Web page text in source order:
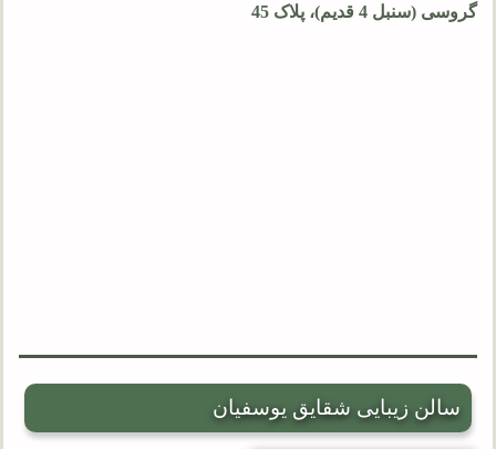
گروسی (سنبل 4 قدیم)، پلاک 45
سالن زیبایی شقایق یوسفیان